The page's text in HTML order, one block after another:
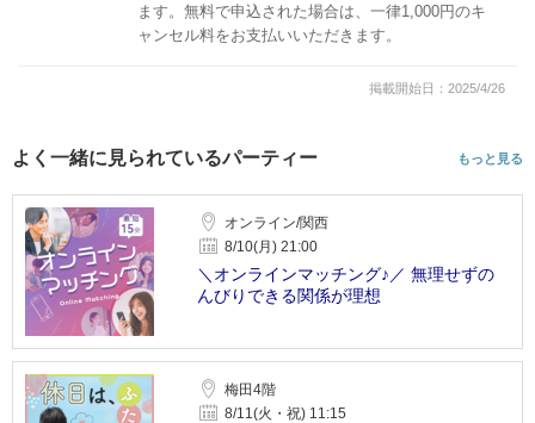
ます。無料で申込された場合は、一律1,000円のキ
ャンセル料をお支払いいただきます。
掲載開始日：2025/4/26
よく一緒に見られているパーティー もっと見る
オンライン/関西
8/10(月) 21:00
＼オンラインマッチング♪／ 無理せずの
んびりできる関係が理想
梅田4階
8/11(火・祝) 11:15